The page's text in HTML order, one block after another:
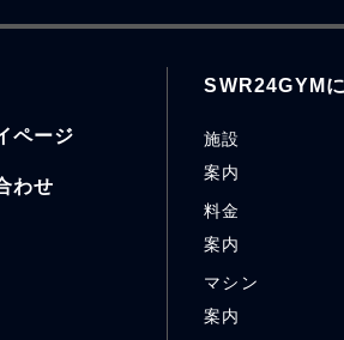
ページ
わせ
SWR24GYM
施設
案内
料金
案内
マシン
案内